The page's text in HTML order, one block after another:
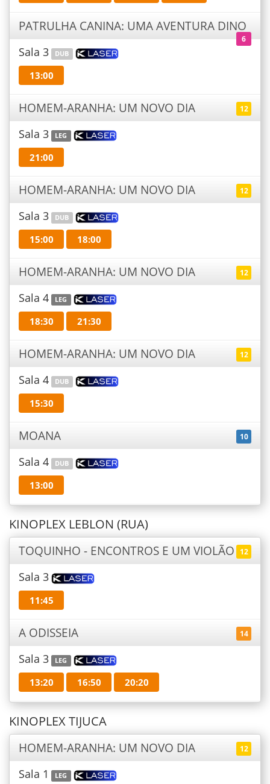
PATRULHA CANINA: UMA AVENTURA DINO
6
Sala 3 DUB
13:00
HOMEM-ARANHA: UM NOVO DIA 12
Sala 3 LEG
21:00
HOMEM-ARANHA: UM NOVO DIA 12
Sala 3 DUB
15:00 18:00
HOMEM-ARANHA: UM NOVO DIA 12
Sala 4 LEG
18:30 21:30
HOMEM-ARANHA: UM NOVO DIA 12
Sala 4 DUB
15:30
MOANA 10
Sala 4 DUB
13:00
KINOPLEX LEBLON (RUA)
TOQUINHO - ENCONTROS E UM VIOLÃO 12
Sala 3
11:45
A ODISSEIA 14
Sala 3 LEG
13:20 16:50 20:20
KINOPLEX TIJUCA
HOMEM-ARANHA: UM NOVO DIA 12
Sala 1 LEG